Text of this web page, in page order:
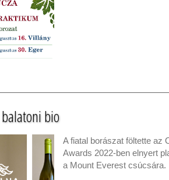
bio
A fiatal borászat föltette az
Awards 2022-ben elnyert
a Mount Everest csúcsára.